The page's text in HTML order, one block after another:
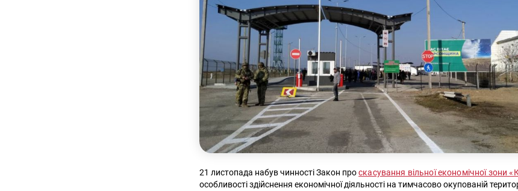
21 листопада набув чинності Закон проскасування вільної економічної зони
особливості здійснення економічної діяльності на тимчасово окупованій